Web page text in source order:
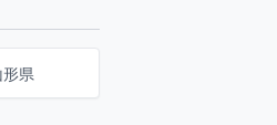
形県